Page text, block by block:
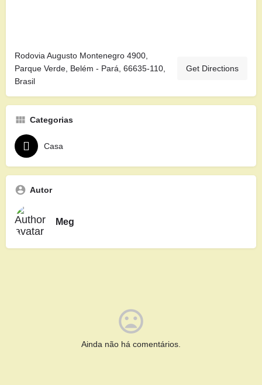
Rodovia Augusto Montenegro 4900,
Parque Verde, Belém - Pará, 66635-110,
Brasil
Get Directions
Categorias
Casa
Autor
Meg
Ainda não há comentários.